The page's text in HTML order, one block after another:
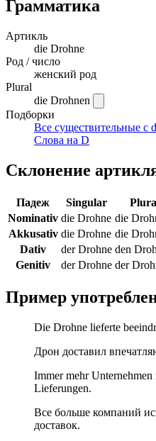
Грамматика
Артикль
die Drohne
Род / число
женский род
Plural
die Drohnen
Подборки
Все существительные с
Слова на D
Склонение
Падеж Singular
Nominativ die Drohne die
Akkusativ die Drohne die
Dativ
der Drohne den
Genitiv
der Drohne der
Пример
Die Drohne lieferte
Дрон доставил
Immer mehr
Lieferungen.
Все больше компаний
доставок.